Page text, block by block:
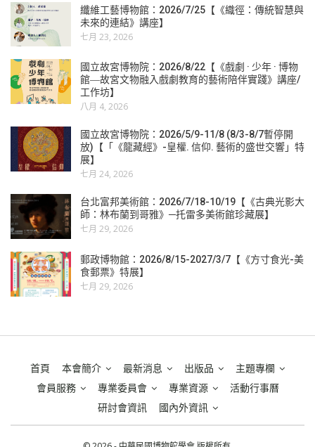
纖維工藝博物館：2026/7/25【《織徑：傳統智慧與
未來的連結》講座】
七月 23, 2026
國立故宮博物院：2026/8/22【《戲劇 · 少年 · 博物
館―故宮文物融入戲劇教育的藝術陪伴實踐》講座/
工作坊】
八月 4, 2026
國立故宮博物院：2026/5/9-11/8 (8/3-8/7暫停開
放)【「《龍藏經》-皇權. 信仰. 藝術的盛世交響」特
展】
七月 24, 2026
台北富邦美術館：2026/7/18-10/19【《古典光影大
師：林布蘭到哥雅》─托雷多美術館珍藏展】
七月 29, 2026
郵政博物館：2026/8/15-2027/3/7【《方寸食光-美
食郵票》特展】
七月 29, 2026
首頁 本會簡介 最新消息 出版品
主題專欄
會員服務
專業委員會 專業資源
活動行事曆
研討會資訊
國內外資訊